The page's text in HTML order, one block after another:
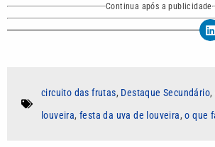
Continua após a publicidade
circuito das frutas, Destaque Secundário,
louveira,festa da uva de louveira,o que